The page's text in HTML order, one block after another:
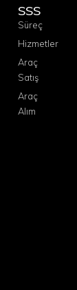
SSS
Süreç
Hizmetler
Araç
Satış
Araç
Alım